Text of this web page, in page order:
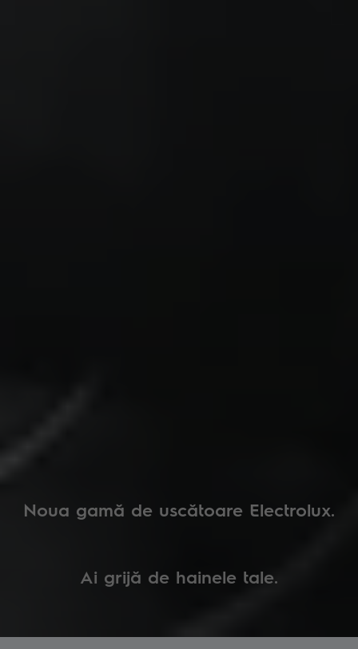
Noua gamă de uscătoare Electrolux.
Ai grijă de hainele tale.